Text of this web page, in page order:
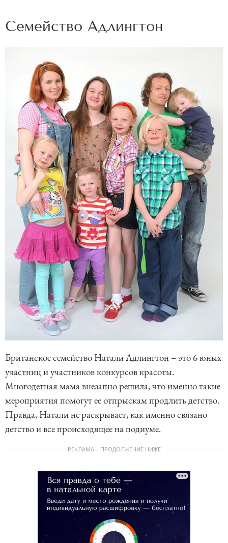
Семейство Адлингтон
Британское семейство Натали Адлингтон – это 6 юных
участниц и участников конкурсов красоты.
Многодетная мама внезапно решила, что именно такие
мероприятия помогут ее отпрыскам продлить детство.
Правда, Натали не раскрывает, как именно связано
детство и все происходящее на подиуме.
РЕКЛАМА – ПРОДОЛЖЕНИЕ НИЖЕ